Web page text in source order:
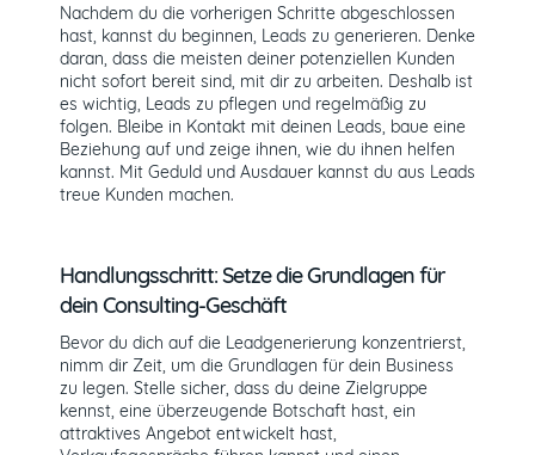
Nachdem du die vorherigen Schritte abgeschlossen
hast, kannst du beginnen, Leads zu generieren. Denke
daran, dass die meisten deiner potenziellen Kunden
nicht sofort bereit sind, mit dir zu arbeiten. Deshalb ist
es wichtig, Leads zu pflegen und regelmäßig zu
folgen. Bleibe in Kontakt mit deinen Leads, baue eine
Beziehung auf und zeige ihnen, wie du ihnen helfen
kannst. Mit Geduld und Ausdauer kannst du aus Leads
treue Kunden machen.
Handlungsschritt: Setze die Grundlagen für
dein Consulting-Geschäft
Bevor du dich auf die Leadgenerierung konzentrierst,
nimm dir Zeit, um die Grundlagen für dein Business
zu legen. Stelle sicher, dass du deine Zielgruppe
kennst, eine überzeugende Botschaft hast, ein
attraktives Angebot entwickelt hast,